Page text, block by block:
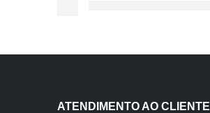
ATENDIMENTO AO CLIENTE